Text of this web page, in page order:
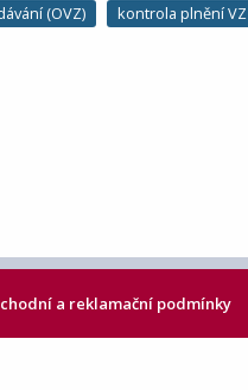
(OVZ) kontrola plnění VZ
a reklamační podmínky